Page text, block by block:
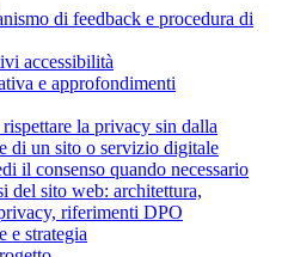
di feedback e procedura di
accessibilità
e approfondimenti
la privacy sin dalla
di un sito o servizio digitale
il consenso quando necessario
del sito web: architettura,
riferimenti DPO
e strategia